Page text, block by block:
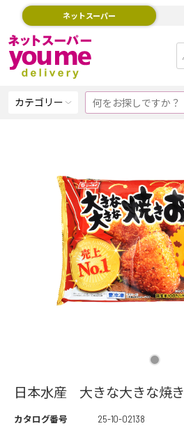
ネットスーパー
カテゴリー
日本水産 大きな大きな焼
カタログ番号
25-10-02138